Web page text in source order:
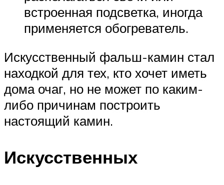
встроенная подсветка, иногда
применяется обогреватель.
Искусственный фальш-камин стал
находкой для тех, кто хочет иметь
дома очаг, но не может по каким-
либо причинам построить
настоящий камин.
Искусственных